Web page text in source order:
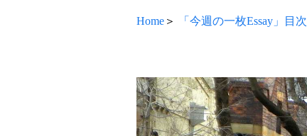
Home ＞ 「今週の一枚Essay」目次